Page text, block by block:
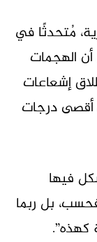
مُتحدثًا في
الهجمات
إشعاعات
أقصى درجات
فيها
بل ربما
كهذه”.